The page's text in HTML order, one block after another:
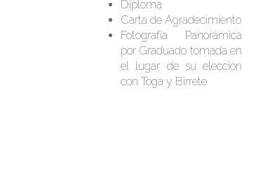
Diploma
Carta de Agradecimiento
Fotografía Panorámica
por Graduado tomada en
el lugar de su elección
con Toga y Birrete